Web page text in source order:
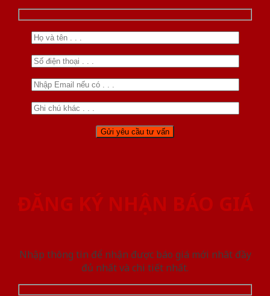
ĐĂNG KÝ NHẬN BÁO GIÁ
Nhập thông tin để nhận được báo giá mới nhât đầy
đủ nhất và chi tiết nhất.